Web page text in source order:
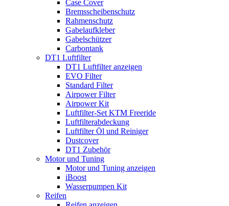
Case Cover
Bremsscheibenschutz
Rahmenschutz
Gabelaufkleber
Gabelschützer
Carbontank
DT1 Luftfilter
DT1 Luftfilter anzeigen
EVO Filter
Standard Filter
Airpower Filter
Airpower Kit
Luftfilter-Set KTM Freeride
Luftfilterabdeckung
Luftfilter Öl und Reiniger
Dustcover
DT1 Zubehör
Motor und Tuning
Motor und Tuning anzeigen
iBoost
Wasserpumpen Kit
Reifen